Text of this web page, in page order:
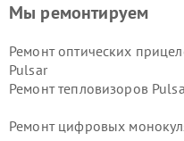
Мы ремонтируем
Ремонт оптических
Pulsar
Ремонт тепловизоров
Ремонт цифровых